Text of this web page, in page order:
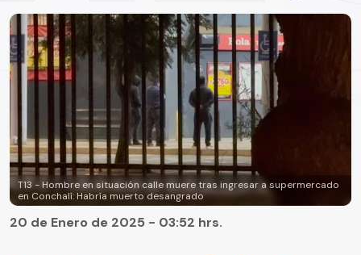
T13 - Hombre en situación calle muere tras ingresar a supermercado
en Conchalí: Habría muerto desangrado
20 de Enero de 2025 - 03:52 hrs.